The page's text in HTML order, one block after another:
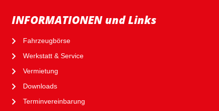
INFORMATIONEN und Links
Fahrzeugbörse
Werkstatt & Service
Vermietung
Downloads
Terminvereinbarung